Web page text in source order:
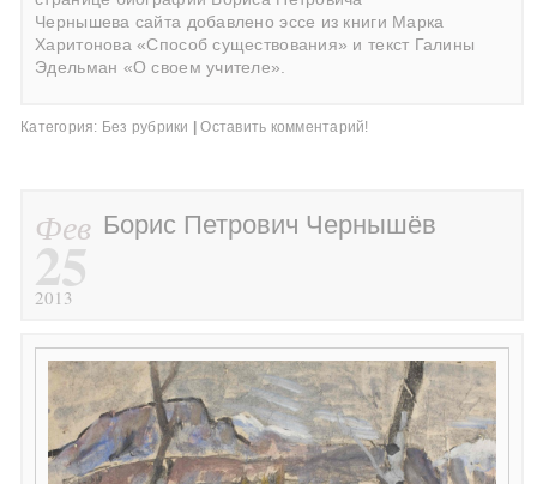
Чернышева сайта добавлено эссе из книги Марка
Харитонова «Способ существования» и текст Галины
Эдельман «О своем учителе».
Категория: Без рубрики Оставить комментарий!
Фев
25
2013
Борис Петрович Чернышёв